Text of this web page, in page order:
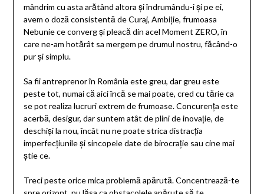
mândrim cu asta arătând altora și îndrumându-i și pe ei,
avem o doză consistentă de Curaj, Ambiție, frumoasa
Nebunie ce converg și pleacă din acel Moment ZERO, în
care ne-am hotărât sa mergem pe drumul nostru, făcând-o
pur și simplu.
Sa fii antreprenor în România este greu, dar greu este
peste tot, numai că aici încă se mai poate, cred cu tărie ca
se pot realiza lucruri extrem de frumoase. Concurența este
acerbă, desigur, dar suntem atât de plini de inovație, de
deschiși la nou, încât nu ne poate strica distracția
imperfecțiunile și sincopele date de birocrație sau cine mai
știe ce.
Treci peste orice mica problemă apărută. Concentrează-te